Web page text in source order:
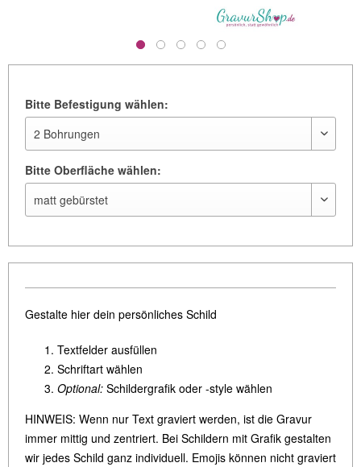
Bitte Befestigung wählen:
Bitte Oberfläche wählen:
Gestalte hier dein persönliches Schild
Textfelder ausfüllen
Schriftart wählen
Optional: Schildergrafik oder -style wählen
HINWEIS: Wenn nur Text graviert werden, ist die Gravur
immer mittig und zentriert. Bei Schildern mit Grafik gestalten
wir jedes Schild ganz individuell. Emojis können nicht graviert